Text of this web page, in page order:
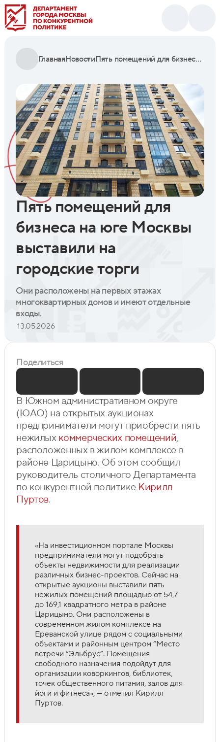
ГлавнаяНовости Пять помещений для бизнеса на юге Москвы выставили на городские торги
Пять помещений для
бизнеса на юге Москвы
выставили на
городские торги
Они расположены на первых этажах
многоквартирных домов и имеют отдельные
входы.
13.05.2026
В Южном административном округе
(ЮАО) на открытых аукционах
предприниматели могут приобрести пять
нежилых коммерческих помещений,
расположенных в жилом комплексе в
районе Царицыно. Об этом сообщил
руководитель столичного Департамента
по конкурентной политике Кирилл
Пуртов.
«На инвестиционном портале Москвы
предприниматели могут подобрать
объекты недвижимости для реализации
различных бизнес-проектов. Сейчас на
открытые аукционы выставили пять
нежилых помещений площадью от 54,7
до 169,1 квадратного метра в районе
Царицыно. Они расположены в
современном жилом комплексе на
Ереванской улице рядом с социальными
объектами и районным центром “Место
встречи “Эльбрус”. Помещения
свободного назначения подойдут для
организации коворкингов, библиотек,
точек общественного питания, залов для
йоги и фитнеса», — отметил Кирилл
Пуртов.
Поделиться